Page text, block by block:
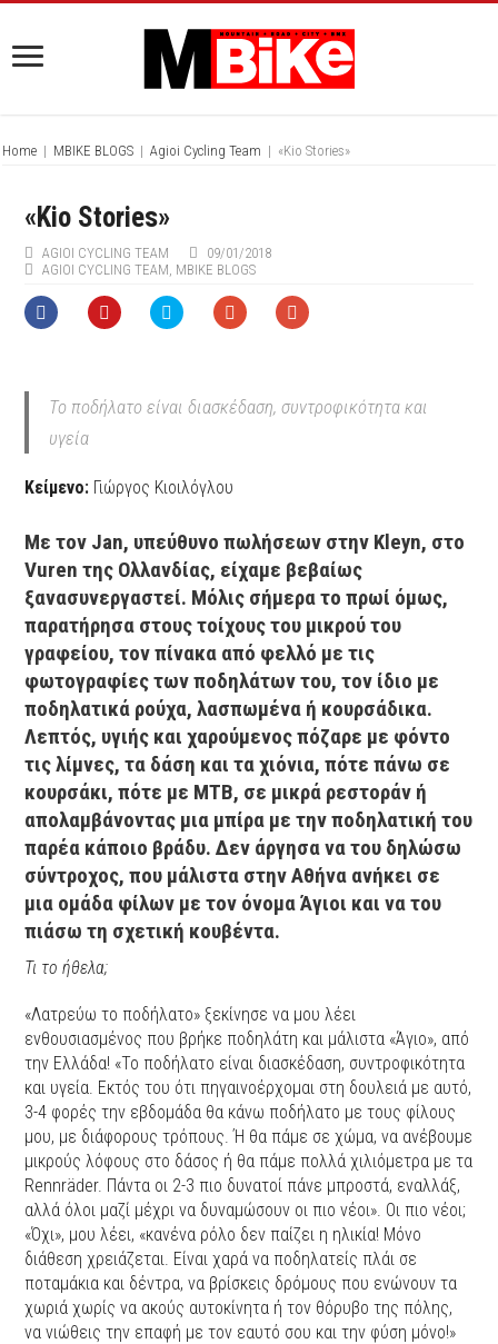
Home | MBIKE BLOGS | Agioi Cycling Team | «Kio Stories»
«Kio Stories»
AGIOI CYCLING TEAM
09/01/2018
AGIOI CYCLING TEAM MBIKE BLOGS
Το ποδήλατο είναι διασκέδαση, συντροφικότητα και
υγεία
Κείμενο: Γιώργος Κιοιλόγλου
Με τον Jan, υπεύθυνο πωλήσεων στην Kleyn, στο
Vuren της Ολλανδίας, είχαμε βεβαίως
ξανασυνεργαστεί. Μόλις σήμερα το πρωί όμως,
παρατήρησα στους τοίχους του μικρού του
γραφείου, τον πίνακα από φελλό με τις
φωτογραφίες των ποδηλάτων του, τον ίδιο με
ποδηλατικά ρούχα, λασπωμένα ή κουρσάδικα.
Λεπτός, υγιής και χαρούμενος πόζαρε με φόντο
τις λίμνες, τα δάση και τα χιόνια, πότε πάνω σε
κουρσάκι, πότε με ΜΤΒ, σε μικρά ρεστοράν ή
απολαμβάνοντας μια μπίρα με την ποδηλατική του
παρέα κάποιο βράδυ. Δεν άργησα να του δηλώσω
σύντροχος, που μάλιστα στην Αθήνα ανήκει σε
μια ομάδα φίλων με τον όνομα Άγιοι και να του
πιάσω τη σχετική κουβέντα.
Τι το ήθελα;
«Λατρεύω το ποδήλατο» ξεκίνησε να μου λέει
ενθουσιασμένος που βρήκε ποδηλάτη και μάλιστα «Άγιο», από
την Ελλάδα! «Το ποδήλατο είναι διασκέδαση, συντροφικότητα
και υγεία. Εκτός του ότι πηγαινοέρχομαι στη δουλειά με αυτό,
3-4 φορές την εβδομάδα θα κάνω ποδήλατο με τους φίλους
μου, με διάφορους τρόπους. Ή θα πάμε σε χώμα, να ανέβουμε
μικρούς λόφους στο δάσος ή θα πάμε πολλά χιλιόμετρα με τα
Rennräder. Πάντα οι 2-3 πιο δυνατοί πάνε μπροστά, εναλλάξ,
αλλά όλοι μαζί μέχρι να δυναμώσουν οι πιο νέοι». Οι πιο νέοι;
«Όχι», μου λέει, «κανένα ρόλο δεν παίζει η ηλικία! Μόνο
διάθεση χρειάζεται. Είναι χαρά να ποδηλατείς πλάι σε
ποταμάκια και δέντρα, να βρίσκεις δρόμους που ενώνουν τα
χωριά χωρίς να ακούς αυτοκίνητα ή τον θόρυβο της πόλης,
να νιώθεις την επαφή με τον εαυτό σου και την φύση μόνο!»